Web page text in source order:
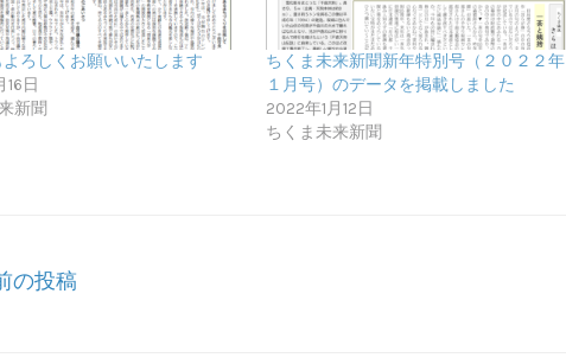
ろしくお願いいたします
16日
新聞
ちくま未来新聞新年特別号（２０２２年
１月号）のデータを掲載しました
2022年1月12日
ちくま未来新聞
の投稿